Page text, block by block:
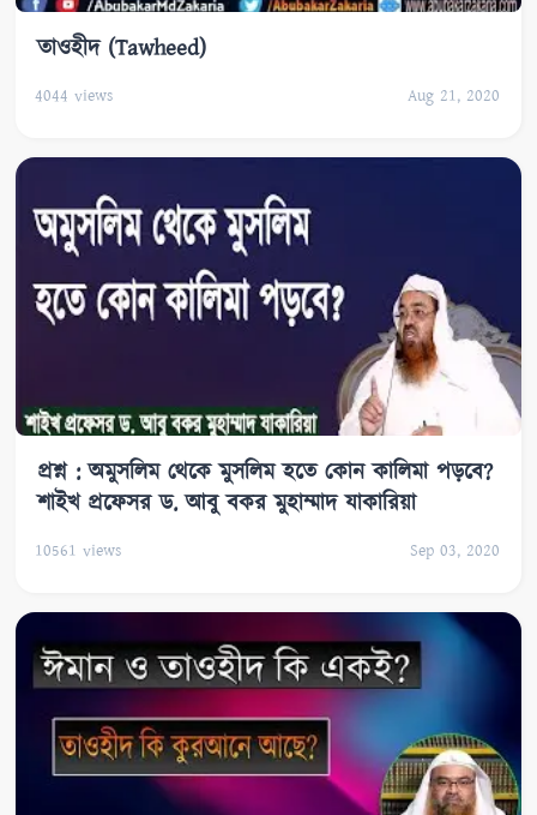
তাওহীদ (Tawheed)
4044 views Aug 21, 2020
প্রশ্ন : অমুসলিম থেকে মুসলিম হতে কোন কালিমা পড়বে?
শাইখ প্রফেসর ড. আবু বকর মুহাম্মাদ যাকারিয়া
10561 views Sep 03, 2020